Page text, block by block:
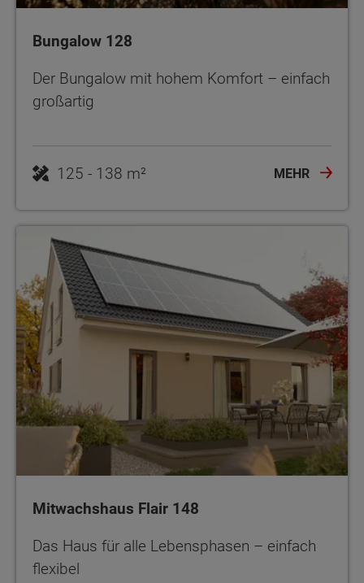
Bungalow 128
Der Bungalow mit hohem Komfort – einfach
großartig
125 - 138 m² MEHR
Mitwachshaus Flair 148
Das Haus für alle Lebensphasen – einfach
flexibel